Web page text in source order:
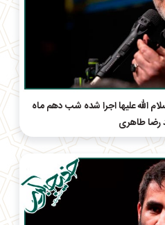
الله علیها اجرا شده شب دهم ماه
رضا طاهری